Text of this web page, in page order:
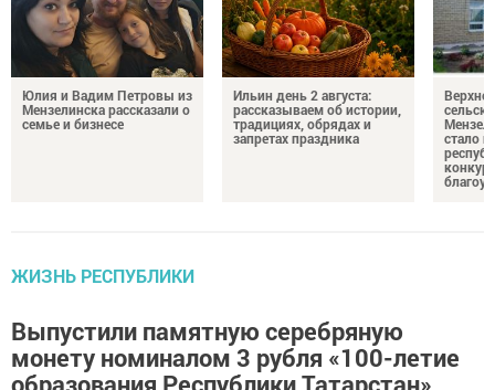
Юлия и Вадим Петровы из
Мензелинска рассказали о
семье и бизнесе
Ильин день 2 августа:
рассказываем об истории,
традициях, обрядах и
запретах праздника
стало
ЖИЗНЬ РЕСПУБЛИКИ
Выпустили памятную серебряную
монету номиналом 3 рубля «100-летие